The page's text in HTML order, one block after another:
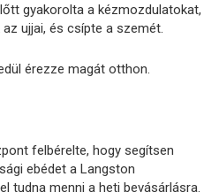
gyakorolta a kézmozdulatokat,
ujjai, és csípte a szemét.
érezze magát otthon.
felbérelte, hogy segítsen
ebédet a Langston
tudna menni a heti bevásárlásra.